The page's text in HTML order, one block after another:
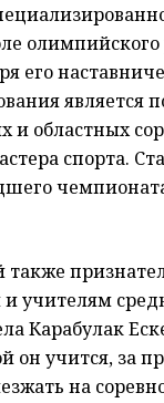
олимпийского
его
является
и областных
спорта.
учителям
Карабулак
он учится, за
на